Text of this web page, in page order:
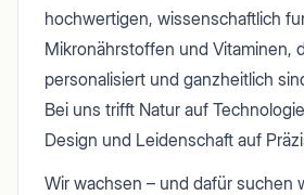
hochwertigen, wissenschaftlich
Mikronährstoffen und Vitaminen,
personalisiert und ganzheitlich
Bei uns trifft Natur auf
Design und Leidenschaft auf
Wir wachsen – und dafür suchen